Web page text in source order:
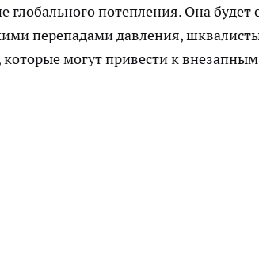
глобального потепления. Она
перепадами давления,
могут привести к